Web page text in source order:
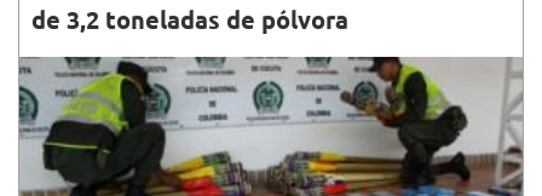
de 3,2 toneladas de pólvora
31•DIC•2025
Durante los controles se han impuesto 237 órdenes
de comparendo y 25 cierres o suspensiones de